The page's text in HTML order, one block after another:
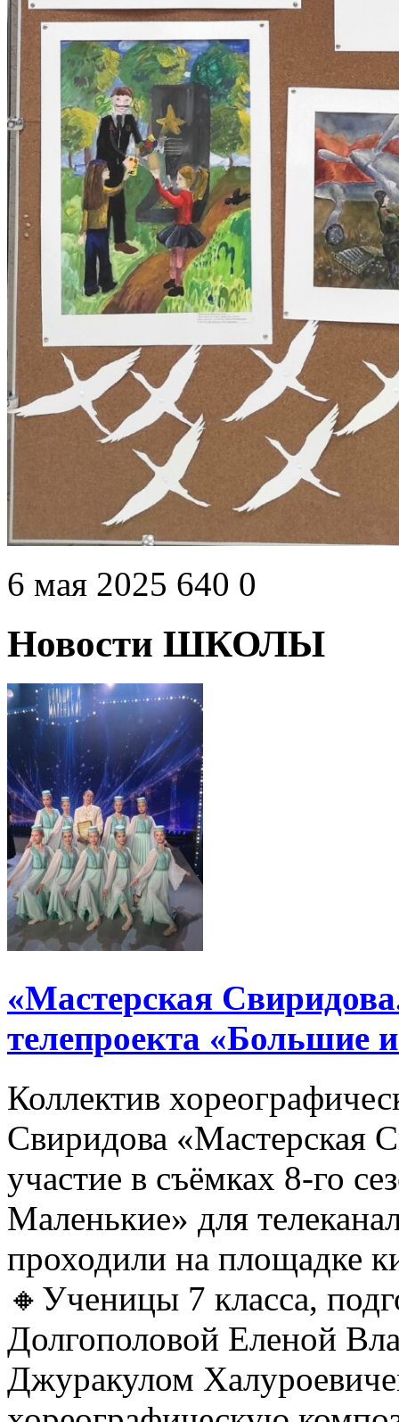
6 мая 2025 640 0
Новости ШКОЛЫ
«Мастерская
телепроекта «Большие
Коллектив
Свиридова «Мастерская
участие в съёмках 8-го
Маленькие» для
проходили на площадке
🔸Ученицы 7 класса,
Долгополовой Еленой
Джуракулом